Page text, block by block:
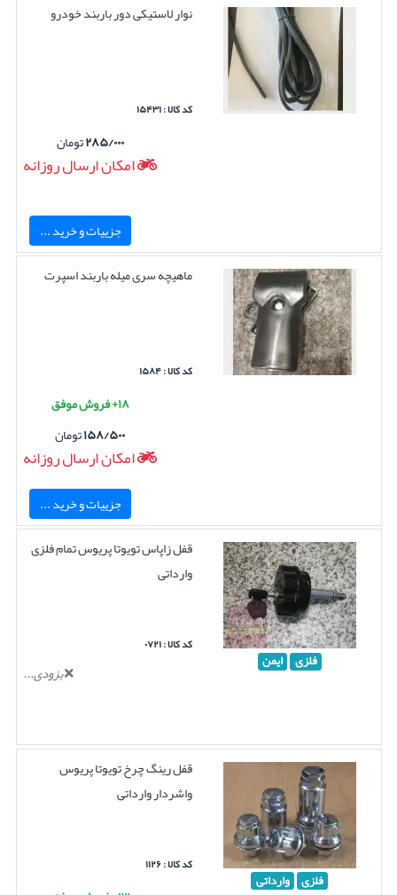
نوار لاستیکی دور باربند خودرو
کد کالا : ۱۵۴۳۱
۲۸۵/۰۰۰تومان
امکان ارسال روزانه
جزییات و خرید ...
ماهیچه سری میله باربند اسپرت
کد کالا : ۱۵۸۴
۱۸+ فروش موفق
۱۵۸/۵۰۰تومان
امکان ارسال روزانه
جزییات و خرید ...
فلزی ایمن
قفل زاپاس تویوتا پریوس تمام فلزی
وارداتی
کد کالا : ۰۷۲۱
بزودی...
فلزی وارداتی
قفل رینگ چرخ تویوتا پریوس
واشردار وارداتی
کد کالا : ۱۱۲۶